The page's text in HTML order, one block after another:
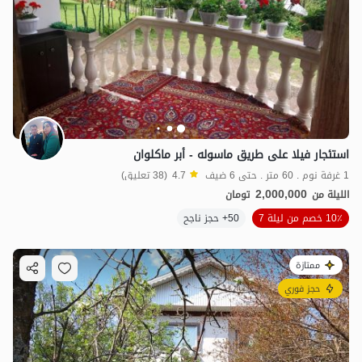
استئجار فيلا على طريق ماسوله - أبر ماكلوان
1 غرفة نوم . 60 متر . حتى 6 ضيف 4.7 (38 تعليق)
الليلة من 2,000,000 تومان
10٪ خصم من ليلة 7
50+ حجز ناجح
ممتازة
حجز فوري